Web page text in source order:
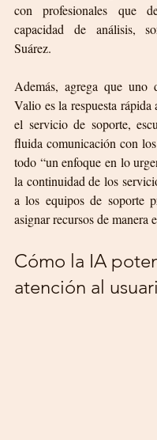
con profesionales que
capacidad de análisis,
Suárez.
Además, agrega que uno
Valio es la respuesta rápida
el servicio de soporte,
fluida comunicación con
todo “un enfoque en lo
la continuidad de los
a los equipos de soporte
asignar recursos de manera
Cómo la IA
atención al